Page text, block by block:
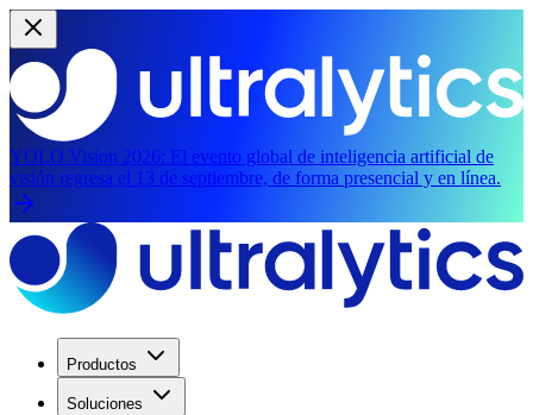
YOLO Vision 2026: El evento global de inteligencia artificial de
visión regresa el 13 de septiembre, de forma presencial y en línea.
Productos
Soluciones